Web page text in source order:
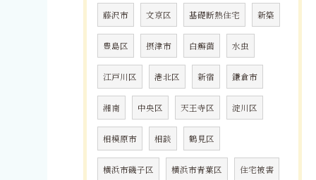
藤沢市 文京区 基礎断熱住宅 新築
豊島区 摂津市 白癬菌 水虫
江戸川区 港北区 新宿 鎌倉市
湘南 中央区 天王寺区 淀川区
相模原市 相談 鶴見区
横浜市磯子区 横浜市青葉区 住宅被害